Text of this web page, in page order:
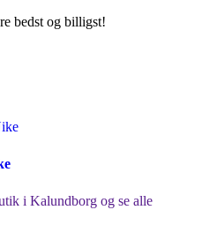
bedst og billigst!
i Kalundborg og se alle